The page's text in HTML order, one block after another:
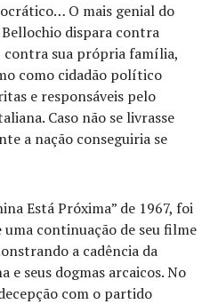
O mais genial do
Bellochio dispara contra
contra sua própria família,
como cidadão político
e responsáveis pelo
Caso não se livrasse
a nação conseguiria se
Está Próxima” de 1967, foi
uma continuação de seu filme
a cadência da
seus dogmas arcaicos. No
com o partido